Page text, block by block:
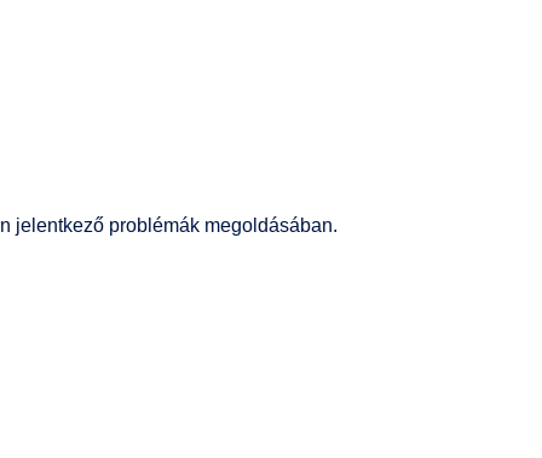
jelentkező problémák megoldásában.